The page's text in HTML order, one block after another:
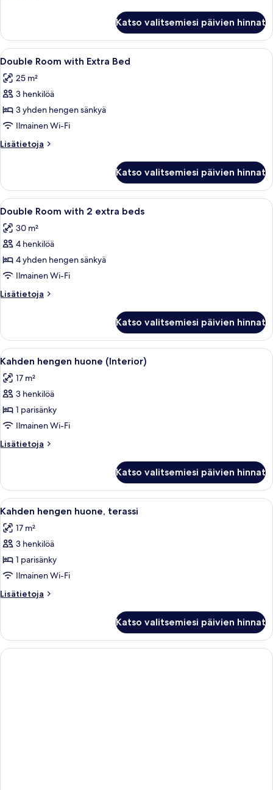
huone
Katso valitsemiesi päivien hinnat
Avaa
kaikki
huonetyypin
Double
Room
with
Extra
Bed
Hotellihuone, jossa on kaksi sänkyä,
10
Double Room with Extra Bed
25 m²
3 henkilöä
3 yhden hengen sänkyä
Ilmainen Wi-Fi
Lisätietoja
Lisätietoja
with
Extra
Bed
Katso valitsemiesi päivien hinnat
Avaa
kaikki
huonetyypin
Double
Room
with
2
extra
kuvat
Hotellihuone, jossa on kaksi
8
Double Room with 2 extra beds
30 m²
4 henkilöä
4 yhden hengen sänkyä
Ilmainen Wi-Fi
Lisätietoja
Lisätietoja
with
extra
Katso valitsemiesi päivien hinnat
Avaa
kaikki
huonetyypin
Kahden
hengen
huone
(Interior)
kuvat
Makuuhuone, jossa on sänky,
10
Kahden hengen huone (Interior)
17 m²
3 henkilöä
1 parisänky
Ilmainen Wi-Fi
Lisätietoja
Lisätietoja
huone
(Interior)
Katso valitsemiesi päivien hinnat
Avaa
kaikki
huonetyypin
Kahden
hengen
huone,
terassi
kuvat
Kattoterassi, jossa on keinonurmi,
14
Kahden hengen huone, terassi
17 m²
3 henkilöä
1 parisänky
Ilmainen Wi-Fi
Lisätietoja
Lisätietoja
huone,
terassi
Katso valitsemiesi päivien hinnat